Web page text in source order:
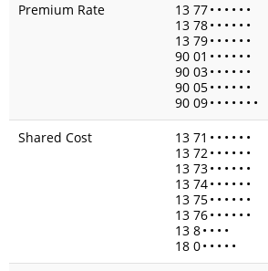
Premium Rate
13 77• • • • • •
13 78• • • • • •
13 79• • • • • •
90 01 • • • • • •
90 03• • • • • •
90 05• • • • • •
90 09• • • • • • •
Shared Cost
13 71 • • • • • •
13 72• • • • • •
13 73• • • • • •
13 74• • • • • •
13 75• • • • • •
13 76• • • • • •
13 8• • • •
18 0• • • • •